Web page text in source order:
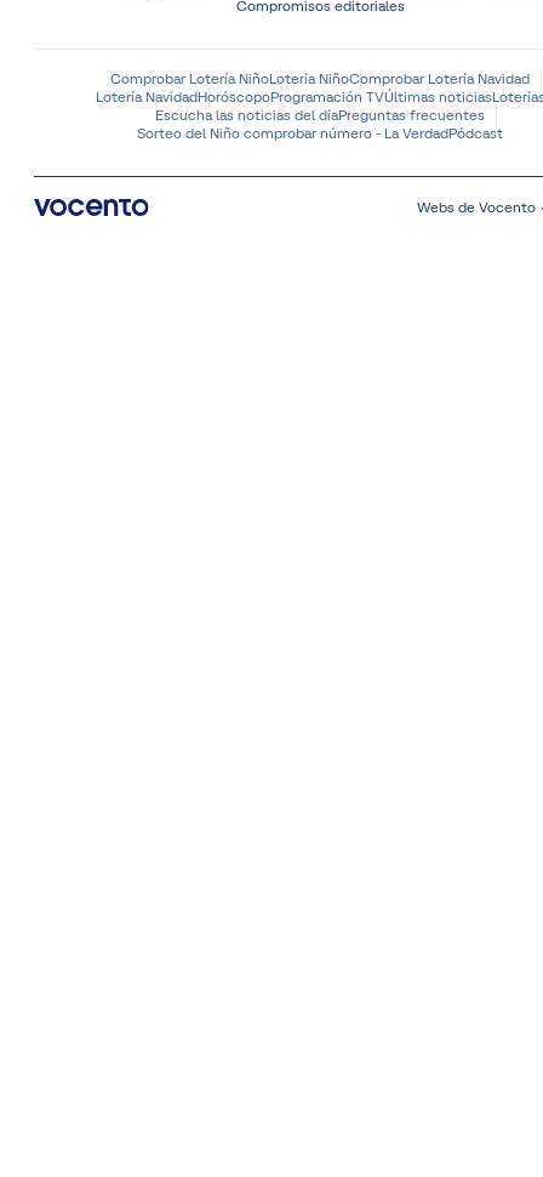
Compromisos editoriales
Comprobar Lotería NiñoLotería NiñoComprobar Lotería Navidad
Lotería NavidadHoróscopoProgramación TVÚltimas noticias
Escucha las noticias del díaPreguntas frecuentes
Sorteo del Niño comprobar número - La VerdadPódcast
Webs de Vocento